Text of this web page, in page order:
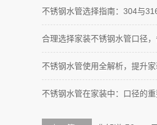
不锈钢水管选择指南：304与
合理选择家装不锈钢水管口径
不锈钢水管使用全解析，提升
不锈钢水管在家装中：口径的